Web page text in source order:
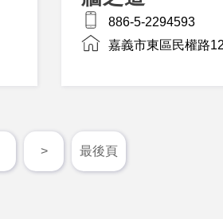
886-5-2294593
嘉義市東區民權路
> 最後頁